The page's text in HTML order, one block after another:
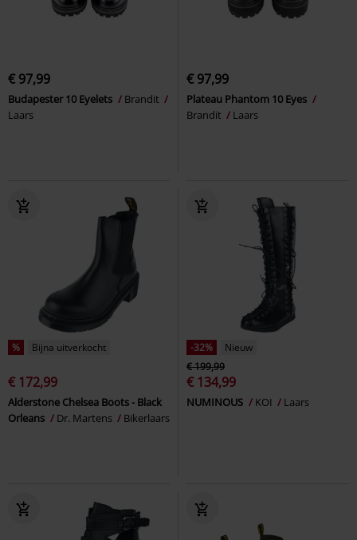
€ 97,99
Budapester 10 Eyelets
Brandit
Laars
€ 97,99
Plateau Phantom 10 Eyes
Brandit
Laars
% Bijna uitverkocht
€ 172,99
Alderstone Chelsea Boots - Black
Orleans
Dr. Martens Bikerlaars
-32%
Nieuw
€ 199,99
€ 134,99
NUMINOUS KOI Laars